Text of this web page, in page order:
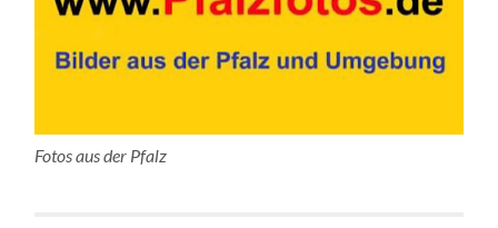
Fotos aus der Pfalz